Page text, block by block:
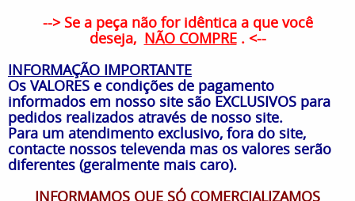
--> Se a peça não for idêntica a que você
deseja, NÃO COMPRE. <--
INFORMAÇÃO IMPORTANTE
Os VALORES e condições de pagamento
informados em nosso site são EXCLUSIVOS para
pedidos realizados através de nosso site.
Para um atendimento exclusivo, fora do site,
contacte nossos televenda mas os valores serão
diferentes (geralmente mais caro).
INFORMAMOS QUE SÓ COMERCIALIZAMOS